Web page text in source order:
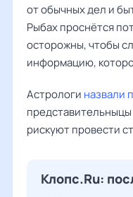
от обычных дел и
Рыбах проснётся
осторожны, чтобы
информацию,
Астрологи назвали
рискуют провести
Клопс.Ru: